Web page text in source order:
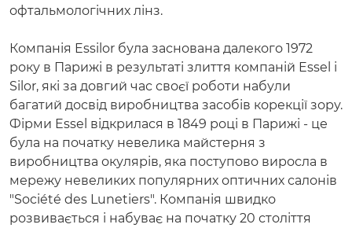
офтальмологічних лінз.
Компанія Essilor була заснована далекого 1972
року в Парижі в результаті злиття компаній Essel і
Silor, які за довгий час своєї роботи набули
багатий досвід виробництва засобів корекції зору.
Фірми Essel відкрилася в 1849 році в Парижі - це
була на початку невелика майстерня з
виробництва окулярів, яка поступово виросла в
мережу невеликих популярних оптичних салонів
"Société des Lunetiers". Компанія швидко
розвивається і набуває на початку 20 століття